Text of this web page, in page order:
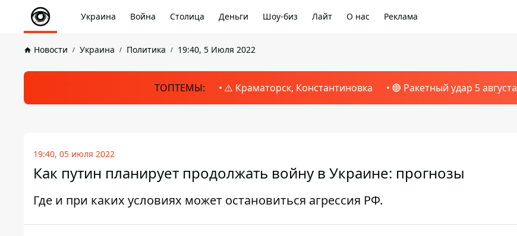
Украина Война Столица Деньги Шоу-биз Лайт О нас Реклама
Новости Украина Политика 19:40, 5 Июля 2022
ТОПТЕМЫ: ⚠️ Краматорск, Константиновка 🔴 Ракетный удар 5 августа
19:40, 05 июля 2022
Как путин планирует продолжать войну в Украине: прогнозы
Где и при каких условиях может остановиться агрессия РФ.